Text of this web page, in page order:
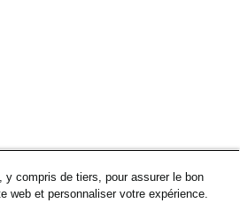
y compris de tiers, pour assurer le bon
web et personnaliser votre expérience.